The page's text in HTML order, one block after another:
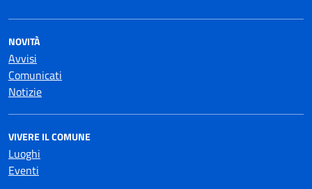
NOVITÀ
Avvisi
Comunicati
Notizie
VIVERE IL COMUNE
Luoghi
Eventi